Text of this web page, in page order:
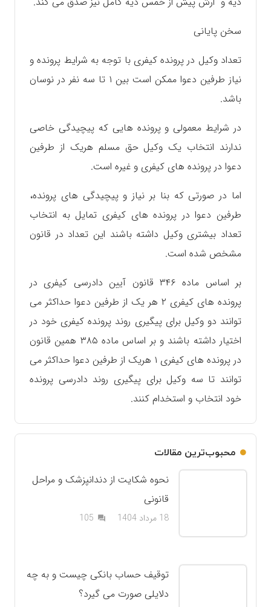
سخن پایانی
تعداد وکیل در پرونده کیفری با توجه به شرایط پرونده و
نیاز طرفین دعوا ممکن است بین ۱ تا سه نفر در نوسان
باشد.
در شرایط معمولی و پرونده هایی که پیچیدگی خاصی
ندارند انتخاب یک وکیل حق مسلم هریک از طرفین
دعوا در پرونده های کیفری و غیره است.
اما در صورتی که بنا بر نیاز و پیچیدگی های پرونده،
طرفین دعوا در پرونده های کیفری تمایل به انتخاب
تعداد بیشتری وکیل داشته باشند این تعداد در قانون
مشخص شده است.
بر اساس ماده ۳۴۶ قانون آیین دادرسی کیفری در
پرونده های کیفری ۲ هر یک از طرفین دعوا حداکثر می
توانند دو وکیل برای پیگیری روند پرونده کیفری خود در
اختیار داشته باشند و بر اساس ماده ۳۸۵ همین قانون
در پرونده های کیفری ۱ هریک از طرفین دعوا حداکثر می
توانند تا سه وکیل برای پیگیری روند دادرسی پرونده
خود انتخاب و استخدام کنند.
محبوب‌ترین مقالات
نحوه شکایت از دندانپزشک و مراحل
قانونی
18 مرداد 1404 question_answer
105دیدگاه
توقیف حساب بانکی چیست و به چه
دلایلی صورت می گیرد؟